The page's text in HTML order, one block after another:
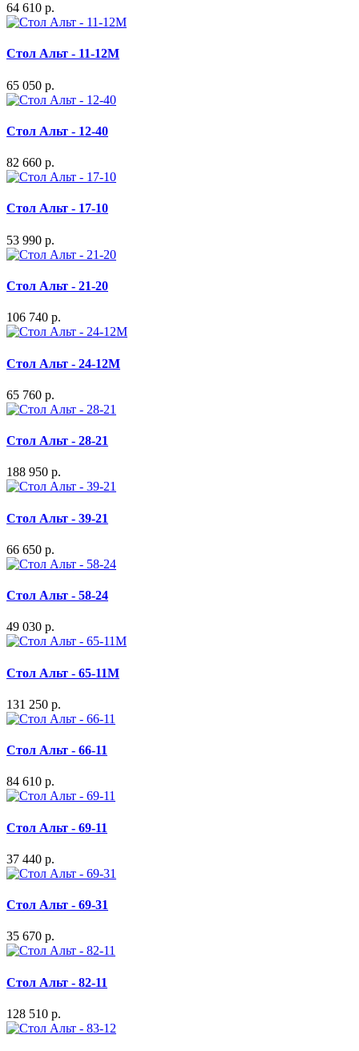
64 610 р.
Стол Альт - 11-12М
65 050 р.
Стол Альт - 12-40
82 660 р.
Стол Альт - 17-10
53 990 р.
Стол Альт - 21-20
106 740 р.
Стол Альт - 24-12М
65 760 р.
Стол Альт - 28-21
188 950 р.
Стол Альт - 39-21
66 650 р.
Стол Альт - 58-24
49 030 р.
Стол Альт - 65-11M
131 250 р.
Стол Альт - 66-11
84 610 р.
Стол Альт - 69-11
37 440 р.
Стол Альт - 69-31
35 670 р.
Стол Альт - 82-11
128 510 р.